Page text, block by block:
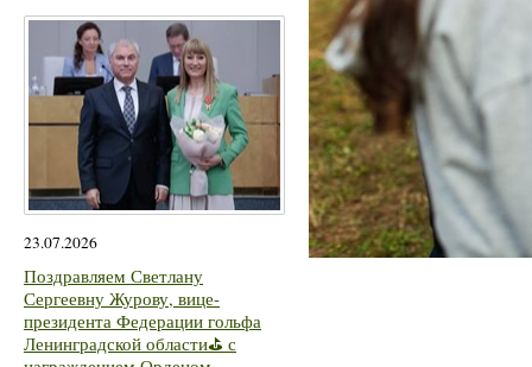
23.07.2026
Поздравляем Светлану
Сергеевну Журову, вице-
президента Федерации гольфа
Ленинградской области⛳ с